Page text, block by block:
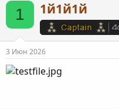
1 1й1й1й
3 Июн 2026